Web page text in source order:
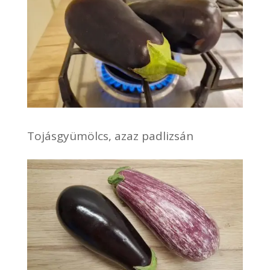
Tojásgyümölcs, azaz padlizsán